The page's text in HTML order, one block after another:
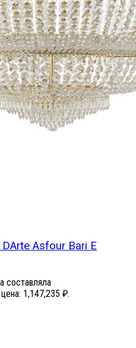
Asfour Bari E
составляла
1,147,235 ₽.